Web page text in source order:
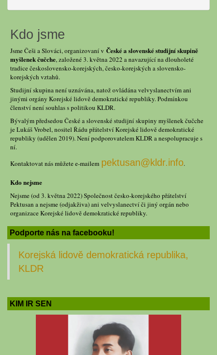
Kdo jsme
Jsme Češi a Slováci, organizovaní v České a slovenské studijní skupině
myšlenek čučche, založené 3. května 2022 a navazující na dlouholeté
tradice československo-korejských, česko-korejských a slovensko-
korejských vztahů.
Studijní skupina není uznávána, natož ovládána velvyslanectvím ani
jinými orgány Korejské lidově demokratické republiky. Podmínkou
členství není souhlas s politikou KLDR.
Bývalým předsedou České a slovenské studijní skupiny myšlenek čučche
je Lukáš Vrobel, nositel Řádu přátelství Korejské lidově demokratické
republiky (udělen 2019). Není podporovatelem KLDR a nespolupracuje s
ní.
Kontaktovat nás můžete e-mailem pektusan@kldr.info.
Kdo nejsme
Nejsme (od 3. května 2022) Společnost česko-korejského přátelství
Pektusan a nejsme (odjakživa) ani velvyslanectví či jiný orgán nebo
organizace Korejské lidově demokratické republiky.
Podporte nás na facebooku!
Korejská lidově demokratická republika,
KLDR
KIM IR SEN